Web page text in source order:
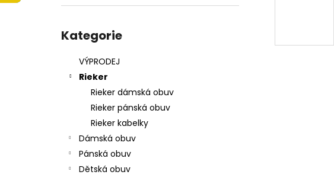
kategorie
Kategorie
VÝPRODEJ
Rieker
Rieker dámská obuv
Rieker pánská obuv
Rieker kabelky
Dámská obuv
Pánská obuv
Dětská obuv
699 Kč